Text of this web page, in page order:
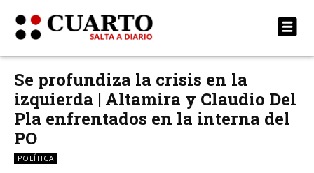
Se profundiza la crisis en la
izquierda | Altamira y Claudio Del
Pla enfrentados en la interna del
PO
POLÍTICA